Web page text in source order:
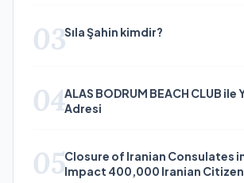
03Sıla Şahin kimdir?
04ALAS BODRUM BEACH CLUB ile
Adresi
05Closure of Iranian Consulates
Impact 400,000 Iranian